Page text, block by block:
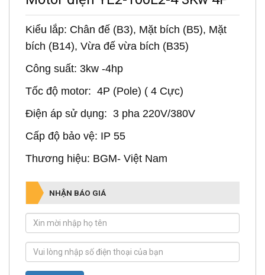
Kiểu lắp: Chân đế (B3), Mặt bích (B5), Mặt
bích (B14), Vừa đế vừa bích (B35)
Công suất: 3kw -4hp
Tốc độ motor: 4P (Pole) ( 4 Cực)
Điện áp sử dụng: 3 pha 220V/380V
Cấp độ bảo vệ: IP 55
Thương hiệu: BGM- Việt Nam